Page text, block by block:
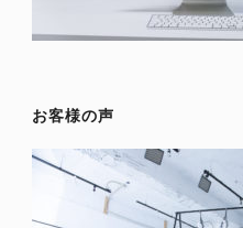
お客様の声